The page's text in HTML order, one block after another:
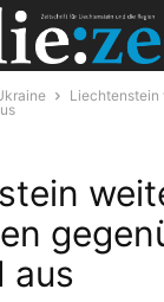
Liechtenstein
aus